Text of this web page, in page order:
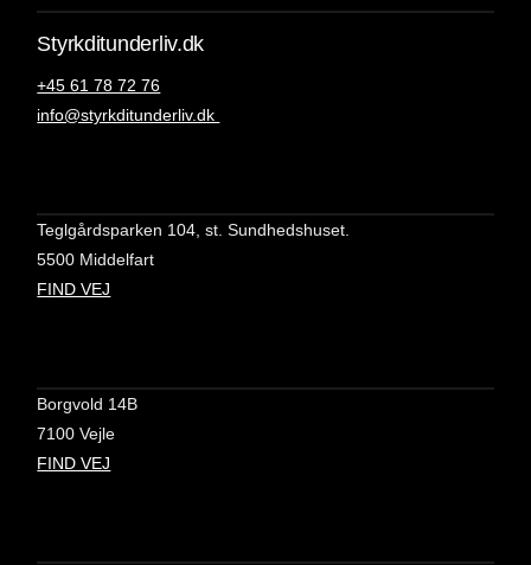
Styrkditunderliv.dk
+45 61 78 72 76
info@styrkditunderliv.dk
Teglgårdsparken 104, st. Sundhedshuset.
5500 Middelfart
FIND VEJ
Borgvold 14B
7100 Vejle
FIND VEJ